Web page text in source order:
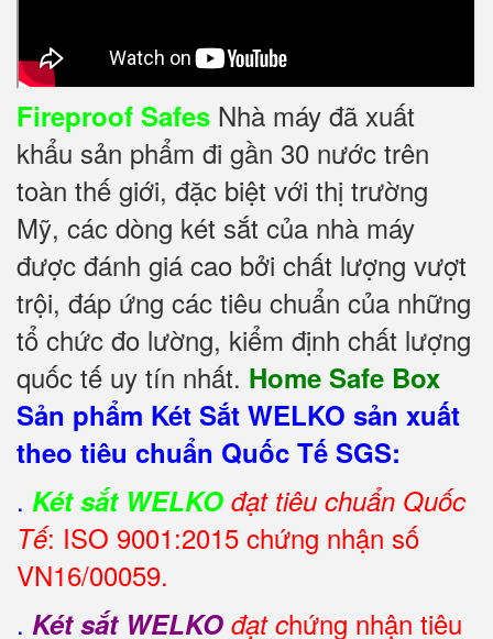
Fireproof Safes Nhà máy đã xuất
khẩu sản phẩm đi gần 30 nước trên
toàn thế giới, đặc biệt với thị trường
Mỹ, các dòng két sắt của nhà máy
được đánh giá cao bởi chất lượng vượt
trội, đáp ứng các tiêu chuẩn của những
tổ chức đo lường, kiểm định chất lượng
quốc tế uy tín nhất. Home Safe Box
Sản phẩm Két Sắt WELKO sản xuất
theo tiêu chuẩn Quốc Tế SGS:
. Két sắt WELKO đạt tiêu chuẩn Quốc
Tế: ISO 9001:2015 chứng nhận số
VN16/00059.
. Két sắt WELKO đạt chứng nhận tiêu